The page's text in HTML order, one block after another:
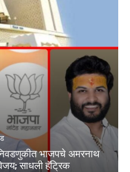
निवडणुकीत भाजपचे अमरनाथ
साधली हॅट्रिक